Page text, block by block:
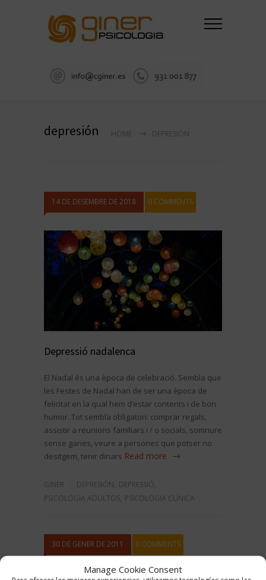
Manage Cookie Consent
depresión HOME DEPRESIÓN
14 DE DESEMBRE DE 2018 0 COMMENTS
Depressió nadalenca
El Nadal és una època de celebració. Sembla que
les Festes de Nadal han de ser una època de
felicitat en la qual hem d’estar contents i de bon
humor. Tot sembla obligatori: comprar regals,
assistir a reunions familiars i / o socials, somriure
sense ganes, veure a persones que potser no
desitgem, tenir dinars Read more
GINER DEPRESIÓN, DEPRESSIÓ,
PSICOLOGIA ADULTOS, PSICOLOGIA CLÍNICA
30 DE GENER DE 2011 0 COMMENTS